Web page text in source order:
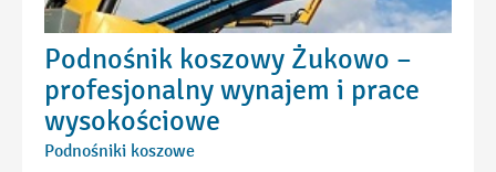
Podnośnik koszowy Żukowo –
profesjonalny wynajem i prace
wysokościowe
Podnośniki koszowe